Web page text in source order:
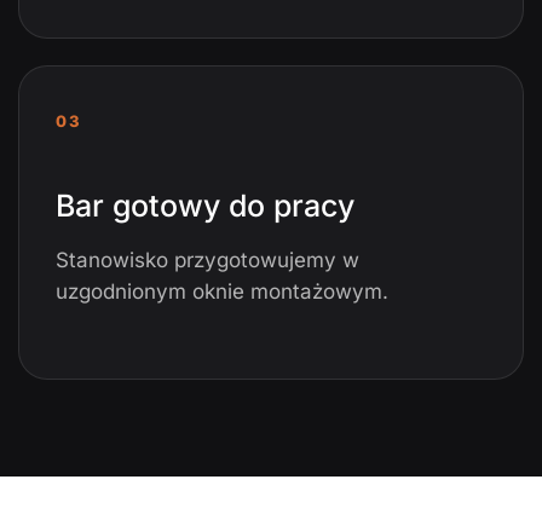
03
Bar gotowy do pracy
Stanowisko przygotowujemy w
uzgodnionym oknie montażowym.